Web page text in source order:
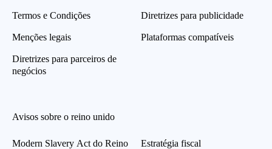
Termos e Condições
Menções legais
Diretrizes para parceiros de
negócios
Diretrizes para publicidade
Plataformas compatíveis
Avisos sobre o reino unido
Modern Slavery Act do Reino
Estratégia fiscal